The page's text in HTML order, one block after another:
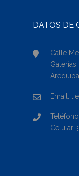
DATOS DE
Calle
Galerías
Email:
Celular: